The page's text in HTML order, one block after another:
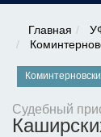
Главная
Судебный